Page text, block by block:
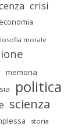
crisi
economia
morale
memoria
politica
scienza
storia